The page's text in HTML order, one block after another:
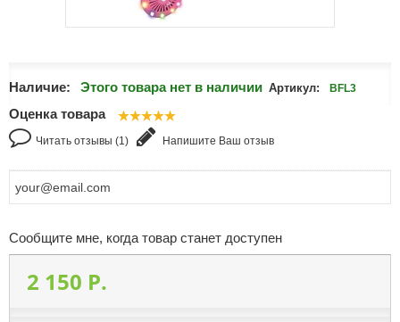
Наличие: Этого товара нет в наличии Артикул: BFL3
Оценка товара
Читать отзывы (1) Напишите Ваш отзыв
Сообщите мне, когда товар станет доступен
2 150 P.